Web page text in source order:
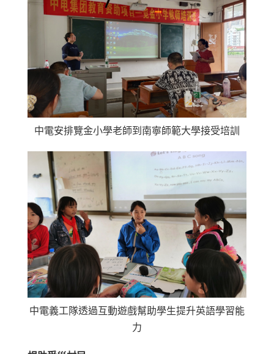
中電安排覽金小學老師到南寧師範大學接受培訓
中電義工隊透過互動遊戲幫助學生提升英語學習能
力